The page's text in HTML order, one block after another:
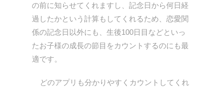
の前に知らせてくれますし、記念日から何日経
過したかという計算もしてくれるため、恋愛関
係の記念日以外にも、生後100日目などといっ
たお子様の成長の節目をカウントするのにも最
適です。
どのアプリも分かりやすくカウントしてくれ